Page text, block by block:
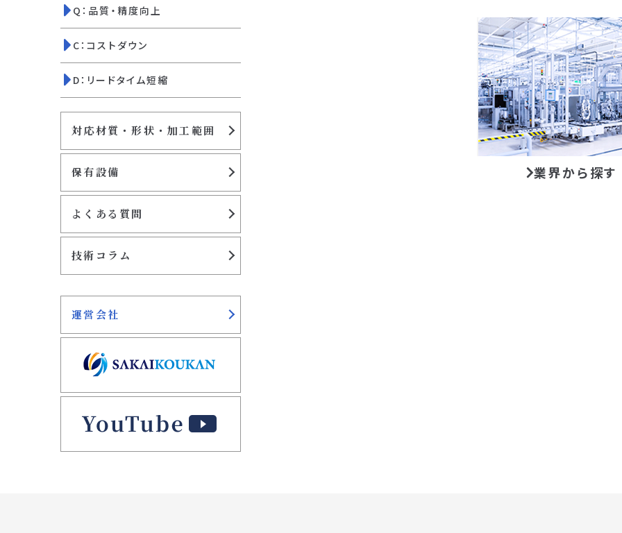
業界から探す
Q：品質・精度向上
C：コストダウン
D：リードタイム短縮
対応材質・形状・加工範囲
保有設備
よくある質問
技術コラム
運営会社